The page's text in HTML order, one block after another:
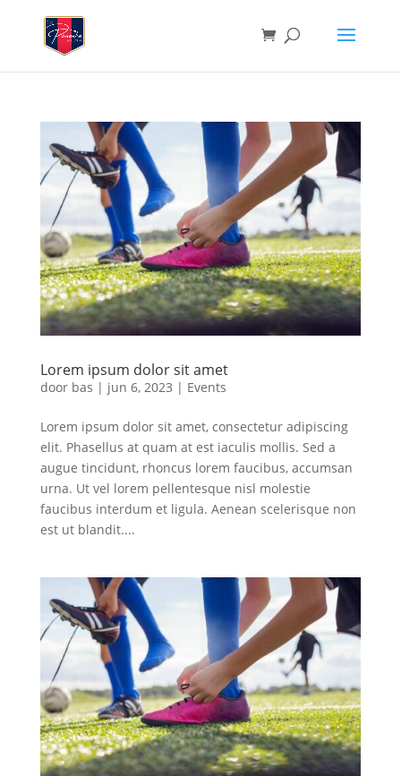
Lorem ipsum dolor sit amet
door bas | jun 6, 2023 | Events
Lorem ipsum dolor sit amet, consectetur adipiscing
elit. Phasellus at quam at est iaculis mollis. Sed a
augue tincidunt, rhoncus lorem faucibus, accumsan
urna. Ut vel lorem pellentesque nisl molestie
faucibus interdum et ligula. Aenean scelerisque non
est ut blandit....